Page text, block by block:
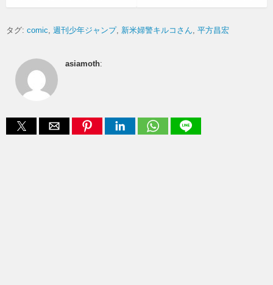
タグ: comic 週刊少年ジャンプ 新米婦警キルコさん 平方昌宏
asiamoth: